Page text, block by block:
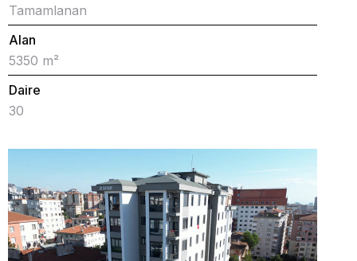
Tamamlanan
Alan
5350 m²
Daire
30